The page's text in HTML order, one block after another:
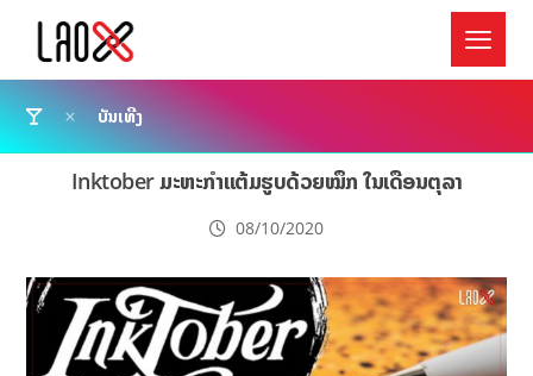
ບັນເທີງ
Inktober ມະຫະກຳແຕ້ມຮູບດ້ວຍໝຶກ ໃນເດືອນຕຸລາ
08/10/2020